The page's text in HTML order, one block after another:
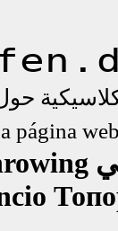
página